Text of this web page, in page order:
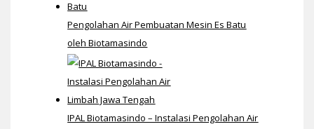
Pengolahan Air Pembuatan Mesin Es Batu
oleh Biotamasindo
IPAL Biotamasindo – Instalasi Pengolahan Air